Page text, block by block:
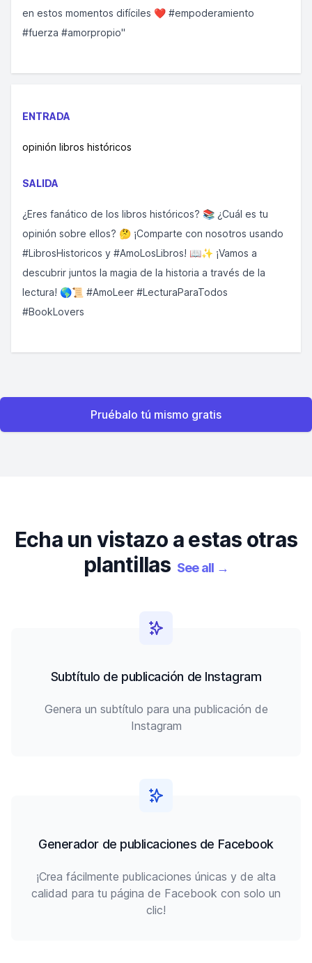
en estos momentos difíciles ❤️ #empoderamiento
#fuerza #amorpropio"
ENTRADA
opinión libros históricos
SALIDA
¿Eres fanático de los libros históricos? 📚 ¿Cuál es tu
opinión sobre ellos? 🤔 ¡Comparte con nosotros usando
#LibrosHistoricos y #AmoLosLibros! 📖✨ ¡Vamos a
descubrir juntos la magia de la historia a través de la
lectura! 🌎📜 #AmoLeer #LecturaParaTodos
#BookLovers
Pruébalo tú mismo gratis
Echa un vistazo a estas otras
plantillas See all →
Subtítulo de publicación de Instagram
Genera un subtítulo para una publicación de
Instagram
Generador de publicaciones de Facebook
¡Crea fácilmente publicaciones únicas y de alta
calidad para tu página de Facebook con solo un
clic!